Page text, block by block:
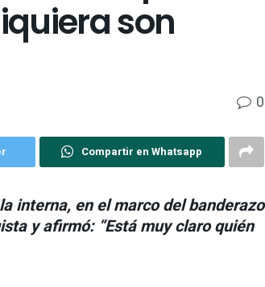
son
0
Compartir en Whatsapp
interna, en el marco del banderazo
y afirmó: “Está muy claro quién